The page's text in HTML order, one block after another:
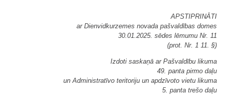
APSTIPRINĀTI
ar Dienvidkurzemes novada pašvaldības domes
30.01.2025. sēdes lēmumu Nr. 11
(prot. Nr. 1 11. §)
Izdoti saskaņā ar Pašvaldību likuma
49. panta pirmo daļu
un Administratīvo teritoriju un apdzīvoto vietu likuma
5. panta trešo daļu